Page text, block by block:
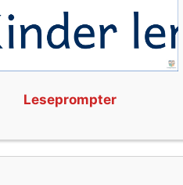
Leseprompter